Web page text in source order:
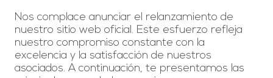
Nos complace anunciar el relanzamiento de
nuestro sitio web oficial. Este esfuerzo refleja
nuestro compromiso constante con la
excelencia y la satisfacción de nuestros
asociados. A continuación, te presentamos las